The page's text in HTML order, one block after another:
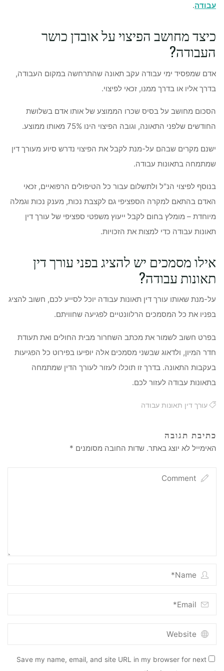
עבודה.
כיצד מחושב הפיצוי על אובדן כושר
העבודה?
אדם שמפסיד ימי עבודה עקב תאונה שהתרחשה במקום העבודה,
בדרך אליו או בדרך ממנו, זכאי לפיצוי.
הסכום מחושב על בסיס שכרו הממוצע של אותו אדם בשלושת
החודשים שלפני התאונה, וגובה הפיצוי הינו 75% מאותו ממוצע.
ישנם מקרים שבהם על-מנת לקבל את הפיצוי נדרש סיוע מעורך דין
שמתמחה בתאונות עבודה.
בנוסף לפיצוי הנ"ל ולתשלום עבור כל הטיפולים הרפואיים, זכאי
האדם בהתאם למקרה הספציפי גם לקצבת נכות, מענק נכות וגמלה
מיוחדת – מומלץ בחום לקבל ייעוץ משפטי ספציפי של עורך דין
תאונות עבודה כדי למצות את הזכויות.
אילו מסמכים יש להציג בפני עורך דין
תאונות עבודה?
על-מנת שאותו עורך דין תאונות עבודה יוכל לסייע לכם, חשוב להציג
בפניו את כל המסמכים הרלוונטיים לפגיעה שחוויתם.
בפרט חשוב לשמור את מכתב השחרור מבית החולים ואת תעודת
חדר המיון, ולדאוג שבשני מסמכים אלה יופיעו בפירוט כל הפגיעות
בעקבות התאונה. בדרך זו תוכלו לעזור לעורך הדין שמתמחה
בתאונות עבודה לעזור לכם.
עורך דין תאונות עבודה
כתיבת תגובה
האימייל לא יוצג באתר. שדות החובה מסומנים *
Save my name, email, and site URL in my browser for next